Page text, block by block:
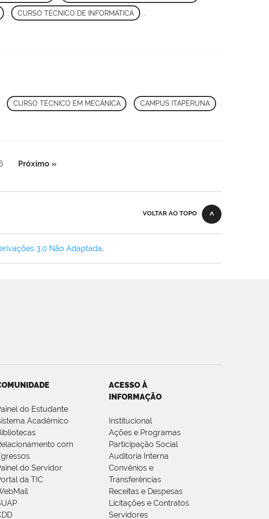
, CURSO TÉCNICO DE INFORMÁTICA
CURSO TÉCNICO EM MECÂNICA , CAMPUS ITAPERUNA
Próximo »
VOLTAR AO TOPO
3.0 Não Adaptada.
do Estudante
Acadêmico
com
do Servidor
da TIC
ACESSO À
INFORMAÇÃO
Institucional
Ações e Programas
Participação Social
Auditoria Interna
Convênios e
Transferências
Receitas e Despesas
Licitações e Contratos
Servidores